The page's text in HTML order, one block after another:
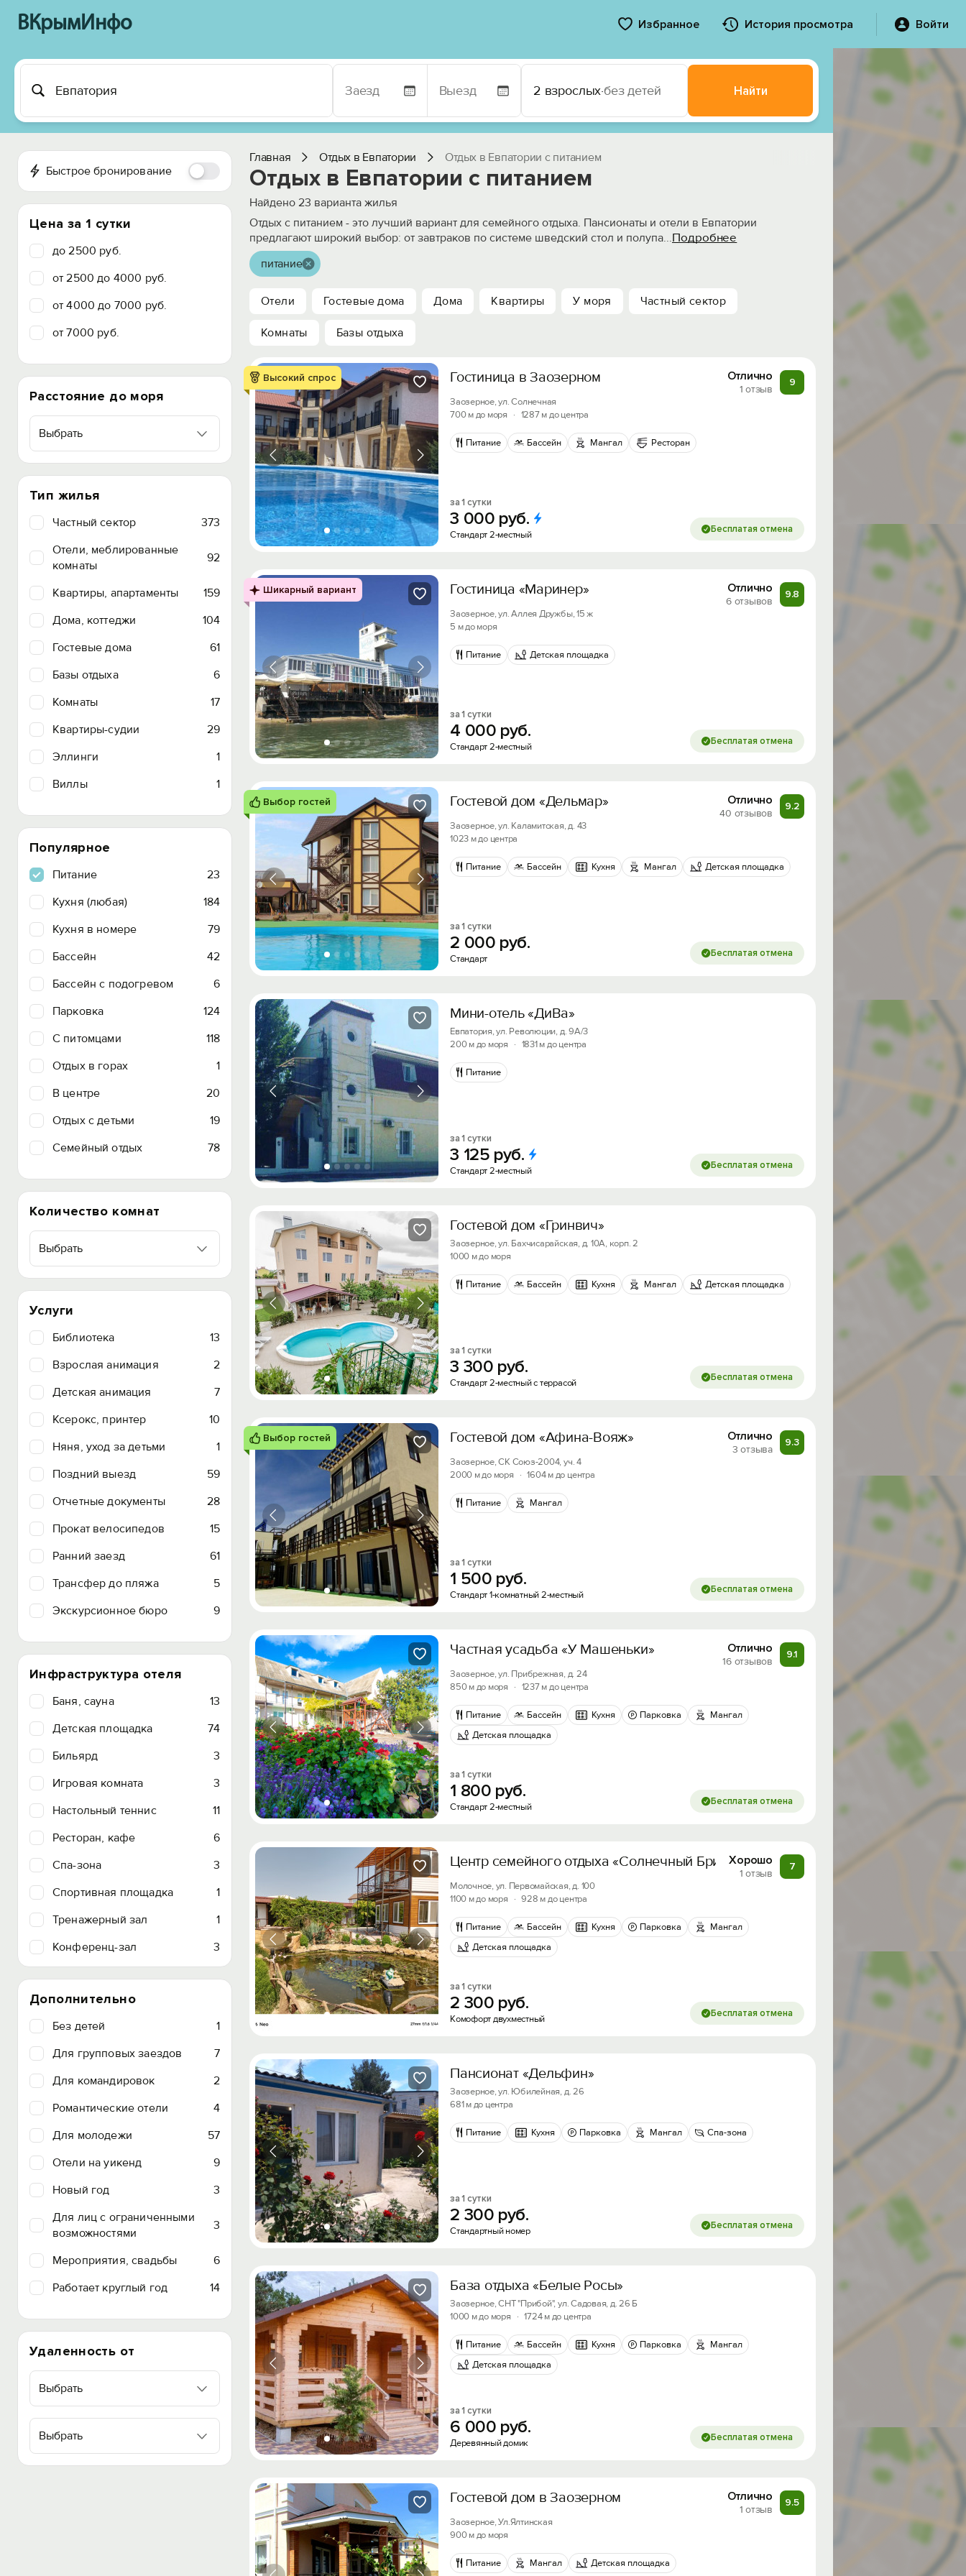
ВКрымИнфо Избранное История просмотра Войти
2 взрослых·без детей Найти
Быстрое бронирование
Цена за 1 сутки
до 2500 руб.
от 2500 до 4000 руб.
от 4000 до 7000 руб.
от 7000 руб.
Расстояние до моря
Выбрать
Тип жилья
Частный сектор
373
Отели, меблированные
комнаты
92
Квартиры, апартаменты
159
Дома, коттеджи
104
Гостевые дома
61
Базы отдыха
6
Комнаты
17
Квартиры-судии
29
Эллинги
1
Виллы
1
Популярное
Питание
23
Кухня (любая)
184
Кухня в номере
79
Бассейн
42
Бассейн с подогревом
6
Парковка
124
C питомцами
118
Отдых в горах
1
В центре
20
Отдых с детьми
19
Семейный отдых
78
Количество комнат
Выбрать
Услуги
Библиотека
13
Взрослая анимация
2
Детская анимация
7
Ксерокс, принтер
10
Няня, уход за детьми
1
Поздний выезд
59
Отчетные документы
28
Прокат велосипедов
15
Ранний заезд
61
Трансфер до пляжа
5
Экскурсионное бюро
9
Инфраструктура отеля
Баня, сауна
13
Детская площадка
74
Бильярд
3
Игровая комната
3
Настольный теннис
11
Ресторан, кафе
6
Спа-зона
3
Спортивная площадка
1
Тренажерный зал
1
Конференц-зал
3
Дополнительно
Без детей
1
Для групповых заездов
7
Для командировок
2
Романтические отели
4
Для молодежи
57
Отели на уикенд
9
Новый год
3
Для лиц с ограниченными
возможностями
3
Мероприятия, свадьбы
6
Работает круглый год
14
Удаленность от
Выбрать
Выбрать
Главная Отдых в Евпатории Отдых в Евпатории с питанием
Отдых в Евпатории c питанием
Найдено 23 варианта жилья
Отдых с питанием - это лучший вариант для семейного отдыха. Пансионаты и отели в Евпатории
предлагают широкий выбор: от завтраков по системе шведский стол и полупа...Подробнее
питание
Отели Гостевые дома Дома Квартиры У моря Частный сектор
Комнаты Базы отдыха
Высокий спрос Гостиница в Заозерном Отлично
1 отзыв
9
Заозерное, ул. Солнечная
700 м до моря
· 1287 м до центра
Питание Бассейн Мангал Ресторан
за 1 сутки
3 000 руб.
Стандарт 2-местный Бесплатая отмена
Шикарный вариант Гостиница «Маринер» Отлично
6 отзывов
9.8
Заозерное, ул. Аллея Дружбы, 15 ж
5 м до моря
Питание Детская площадка
за 1 сутки
4 000 руб.
Стандарт 2-местный Бесплатая отмена
Выбор гостей Гостевой дом «Дельмар» Отлично
40 отзывов
9.2
Заозерное, ул. Каламитская, д. 43
1023 м до центра
Питание Бассейн Кухня Мангал Детская площадка
за 1 сутки
2 000 руб.
Стандарт Бесплатая отмена
Мини-отель «ДиВа»
Евпатория, ул. Революции, д. 9А/3
200 м до моря
· 1831 м до центра
Питание
за 1 сутки
3 125 руб.
Стандарт 2-местный Бесплатая отмена
Гостевой дом «Гринвич»
Заозерное, ул. Бахчисарайская, д. 10А, корп. 2
1000 м до моря
Питание Бассейн Кухня Мангал Детская площадка
за 1 сутки
3 300 руб.
Стандарт 2-местный с террасой Бесплатая отмена
Выбор гостей Гостевой дом «Афина-Вояж» Отлично
3 отзыва
9.3
Заозерное, СК Союз-2004, уч. 4
2000 м до моря
· 1604 м до центра
Питание Мангал
за 1 сутки
1 500 руб.
Стандарт 1-комнатный 2-местный Бесплатая отмена
Частная усадьба «У Машеньки» Отлично
16 отзывов
9.1
Заозерное, ул. Прибрежная, д. 24
850 м до моря
· 1237 м до центра
Питание Бассейн Кухня Парковка
Мангал
Детская площадка
за 1 сутки
1 800 руб.
Стандарт 2-местный Бесплатая отмена
Центр семейного отдыха «Солнечный Бриз»Хорошо
1 отзыв
7
Молочное, ул. Первомайская, д. 100
1100 м до моря
· 928 м до центра
Питание Бассейн Кухня Парковка
Мангал
Детская площадка
за 1 сутки
2 300 руб.
Комофорт двухместный Бесплатая отмена
Пансионат «Дельфин»
Заозерное, ул. Юбилейная, д. 26
681 м до центра
Питание Кухня Парковка Мангал Спа-зона
за 1 сутки
2 300 руб.
Стандартный номер Бесплатая отмена
База отдыха «Белые Росы»
Заозерное, СНТ "Прибой", ул. Садовая, д. 26 Б
1000 м до моря
· 1724 м до центра
Питание Бассейн Кухня Парковка
Мангал
Детская площадка
за 1 сутки
6 000 руб.
Деревянный домик Бесплатая отмена
Гостевой дом в Заозерном Отлично
1 отзыв
9.5
Заозерное, Ул.Ялтинская
900 м до моря
Питание Мангал Детская площадка
Скидка −5%
Хочешь дешевле? Оставь почту и получи промокод на
первое бронирование!
Получить промокод
Вход на сайт
Войти илиЗарегистрироваться
Войти